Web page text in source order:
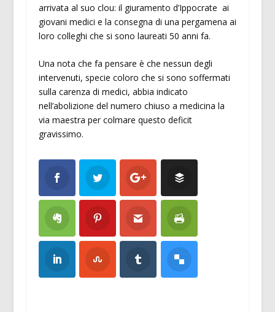
arrivata al suo clou: il giuramento d’Ippocrate ai
giovani medici e la consegna di una pergamena ai
loro colleghi che si sono laureati 50 anni fa.
Una nota che fa pensare è che nessun degli
intervenuti, specie coloro che si sono soffermati
sulla carenza di medici, abbia indicato
nell’abolizione del numero chiuso a medicina la
via maestra per colmare questo deficit
gravissimo.